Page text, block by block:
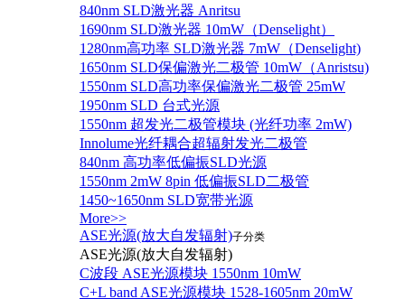
840nm SLD激光器 Anritsu
1690nm SLD激光器 10mW（Denselight）
1280nm高功率 SLD激光器 7mW（Denselight)
1650nm SLD保偏激光二极管 10mW（Anristsu)
1550nm SLD高功率保偏激光二极管 25mW
1950nm SLD 台式光源
1550nm 超发光二极管模块 (光纤功率 2mW)
Innolume光纤耦合超辐射发光二极管
840nm 高功率低偏振SLD光源
1550nm 2mW 8pin 低偏振SLD二极管
1450~1650nm SLD宽带光源
More>>
ASE光源(放大自发辐射)子分类
ASE光源(放大自发辐射)
C波段 ASE光源模块 1550nm 10mW
C+L band ASE光源模块 1528-1605nm 20mW